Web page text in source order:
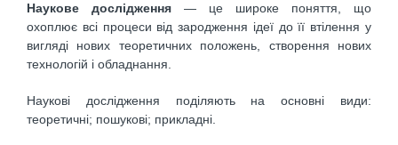
Наукове дослідження — це широке поняття, що
охоплює всі процеси від зародження ідеї до її втілення у
вигляді нових теоретичних положень, створення нових
технологій і обладнання.
Наукові дослідження поділяють на основні види:
теоретичні; пошукові; прикладні.